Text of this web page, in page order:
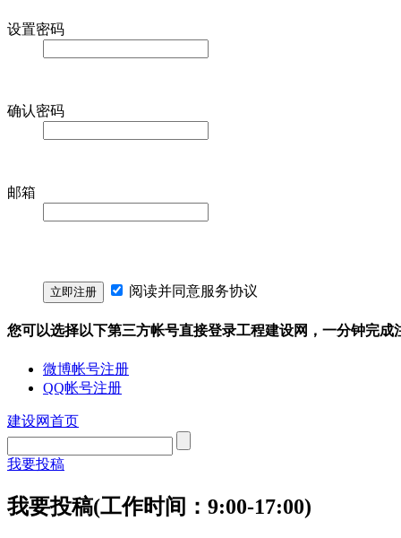
设置密码
确认密码
邮箱
阅读并同意服务协议
您可以选择以下第三方帐号直接登录工程建设网，一分钟完成
微博帐号注册
QQ帐号注册
建设网首页
我要投稿
我要投稿(工作时间：9:00-17:00)